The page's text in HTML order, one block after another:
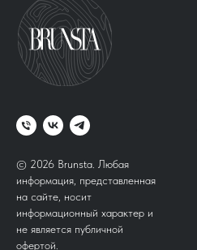
© 2026 Brunsta. Любая
информация, представленная
на сайте, носит
информационный характер и
не является публичной
офертой.